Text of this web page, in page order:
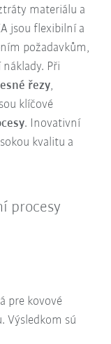
materiálu a
jsou flexibilní a
požadavkům,
Při
řezy,
klíčové
. Inovativní
kvalitu a
procesy
pre kovové
Výsledkom sú